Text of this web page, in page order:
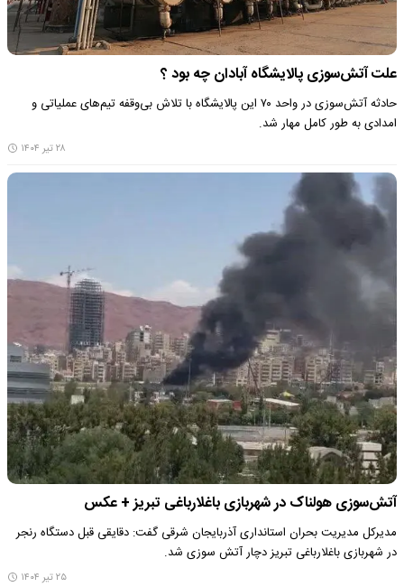
علت آتش‌سوزی پالایشگاه آبادان چه بود ؟
حادثه آتش‌سوزی در واحد ۷۰ این پالایشگاه با تلاش بی‌وقفه تیم‌های عملیاتی و
امدادی به طور کامل مهار شد.
۲۸ تیر ۱۴۰۴
آتش‌سوزی هولناک در شهربازی باغلارباغی تبریز + عکس
مدیرکل مدیریت بحران استانداری آذربایجان شرقی گفت: دقایقی قبل دستگاه رنجر
در شهربازی باغلارباغی تبریز دچار آتش سوزی شد.
۲۵ تیر ۱۴۰۴